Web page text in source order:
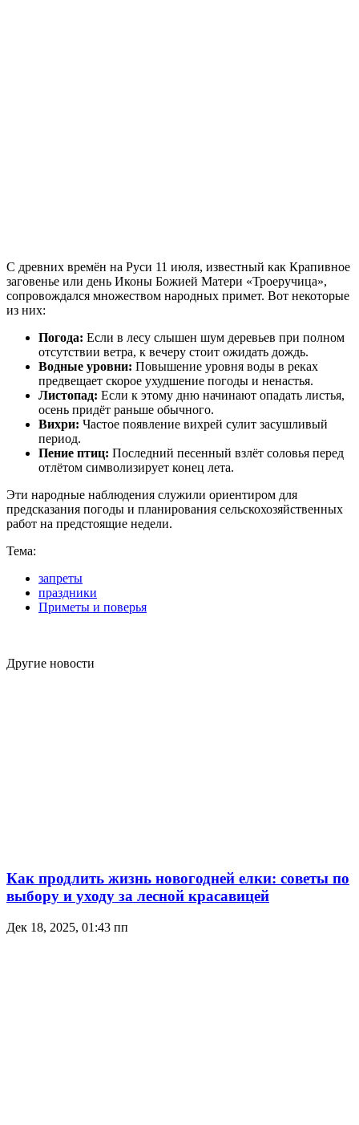
С древних времён на Руси 11 июля, известный как Крапивное
заговенье или день Иконы Божией Матери «Троеручица»,
сопровождался множеством народных примет. Вот некоторые
из них:
Погода: Если в лесу слышен шум деревьев при полном
отсутствии ветра, к вечеру стоит ожидать дождь.
Водные уровни: Повышение уровня воды в реках
предвещает скорое ухудшение погоды и ненастья.
Листопад: Если к этому дню начинают опадать листья,
осень придёт раньше обычного.
Вихри: Частое появление вихрей сулит засушливый
период.
Пение птиц: Последний песенный взлёт соловья перед
отлётом символизирует конец лета.
Эти народные наблюдения служили ориентиром для
предсказания погоды и планирования сельскохозяйственных
работ на предстоящие недели.
Тема:
запреты
праздники
Приметы и поверья
Другие новости
Как продлить жизнь новогодней елки: советы по
выбору и уходу за лесной красавицей
Дек 18, 2025, 01:43 пп